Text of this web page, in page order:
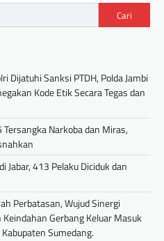
Cari
Dijatuhi Sanksi PTDH, Polda Jambi
Kode Etik Secara Tegas dan
Tersangka Narkoba dan Miras,
Jabar, 413 Pelaku Diciduk dan
Perbatasan, Wujud Sinergi
Gerbang Keluar Masuk
Sumedang.